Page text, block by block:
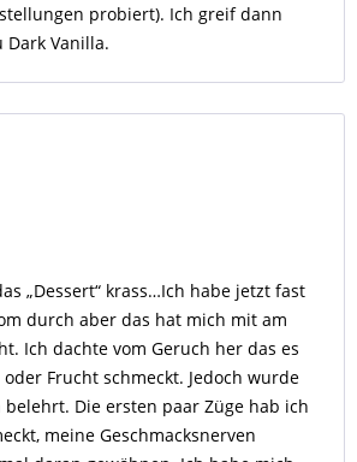
probiert). Ich greif dann
Vanilla.
„Dessert“ krass…Ich habe jetzt fast
durch aber das hat mich mit am
Ich dachte vom Geruch her das es
oder Frucht schmeckt. Jedoch wurde
Die ersten paar Züge hab ich
meine Geschmacksnerven